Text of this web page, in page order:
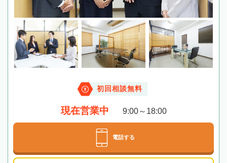
初回相談無料
現在営業中 9:00～18:00
電話する